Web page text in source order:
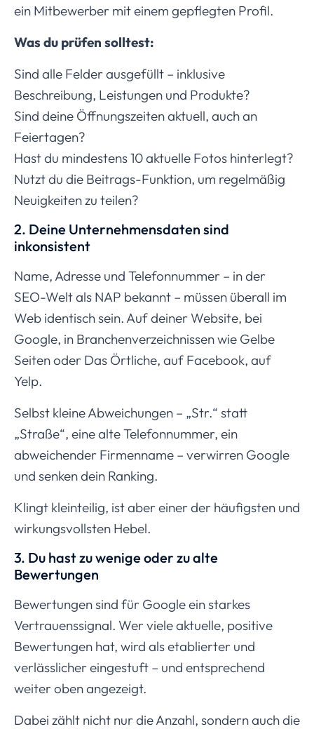
ein Mitbewerber mit einem gepflegten Profil.
Was du prüfen solltest:
Sind alle Felder ausgefüllt – inklusive
Beschreibung, Leistungen und Produkte?
Sind deine Öffnungszeiten aktuell, auch an
Feiertagen?
Hast du mindestens 10 aktuelle Fotos hinterlegt?
Nutzt du die Beitrags-Funktion, um regelmäßig
Neuigkeiten zu teilen?
2. Deine Unternehmensdaten sind
inkonsistent
Name, Adresse und Telefonnummer – in der
SEO-Welt als NAP bekannt – müssen überall im
Web identisch sein. Auf deiner Website, bei
Google, in Branchenverzeichnissen wie Gelbe
Seiten oder Das Örtliche, auf Facebook, auf
Yelp.
Selbst kleine Abweichungen – „Str.“ statt
„Straße“, eine alte Telefonnummer, ein
abweichender Firmenname – verwirren Google
und senken dein Ranking.
Klingt kleinteilig, ist aber einer der häufigsten und
wirkungsvollsten Hebel.
3. Du hast zu wenige oder zu alte
Bewertungen
Bewertungen sind für Google ein starkes
Vertrauenssignal. Wer viele aktuelle, positive
Bewertungen hat, wird als etablierter und
verlässlicher eingestuft – und entsprechend
weiter oben angezeigt.
Dabei zählt nicht nur die Anzahl, sondern auch die